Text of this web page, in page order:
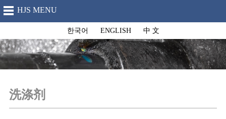
HJS MENU
한국어 ENGLISH 中 文
洗涤剂